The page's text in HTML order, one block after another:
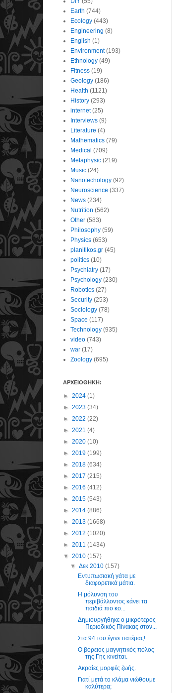
Earth (744)
Ecology (443)
Engineering (8)
English (1)
Environment (193)
Ethnology (49)
Fitness (19)
Geology (186)
Health (1121)
History (293)
internet (25)
Interviews (9)
Literature (4)
Mathematics (79)
Medical (709)
Metaphysic (219)
Music (24)
Nanotechology (92)
Neuroscience (337)
News (234)
Nutrition (562)
Other (583)
Philosophy (59)
Physics (653)
planitikos.gr (45)
politics (10)
Psychiatry (17)
Psychology (230)
Robotics (27)
Security (253)
Sociology (78)
Space (117)
Technology (935)
video (743)
war (17)
Zoology (695)
ΑΡΧΕΙΟΘΗΚΗ:
► 2024 (1)
► 2023 (34)
► 2022 (22)
► 2021 (4)
► 2020 (10)
► 2019 (199)
► 2018 (634)
► 2017 (215)
► 2016 (412)
► 2015 (543)
► 2014 (886)
► 2013 (1668)
► 2012 (1020)
► 2011 (1434)
▼ 2010 (157)
▼Δεκ 2010(157)
Eντυπωσιακή γάτα με
διαφορετικά μάτια.
Η μόλυνση του
περιβάλλοντος κάνει τα
παιδιά πιο κο...
Δημιουργήθηκε ο μικρότερος
Περιοδικός Πίνακας στον...
Στα 94 του έγινε πατέρας!
Ο βόρειος μαγνητικός πόλος
της Γης κινείται.
Ακραίες μορφές ζωής.
Γιατί μετά το κλάμα νιώθουμε
καλύτερα;